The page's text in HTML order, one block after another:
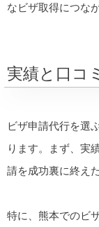
なビザ取得につな
実績と口コミ
ビザ申請代行を選
ります。まず、実
請を成功裏に終え
特に、熊本でのビ